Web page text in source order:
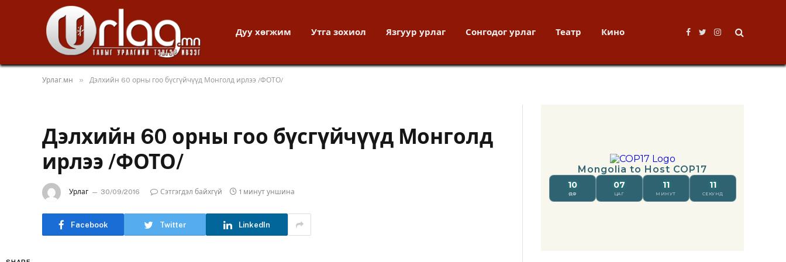
Дуу хөгжим Утга зохиол Язгуур урлаг Сонгодог урлаг Театр Кино
Facebook
TwitterInstagram
Урлаг.мн » Дэлхийн 60 орны гоо бүсгүйчүүд Монголд ирлээ /ФОТО/
Дэлхийн 60 орны гоо бүсгүйчүүд Монголд
ирлээ /ФОТО/
Урлаг 30/09/2016 Сэтгэгдэл байхгүй 1 минут уншина
Facebook Twitter LinkedIn